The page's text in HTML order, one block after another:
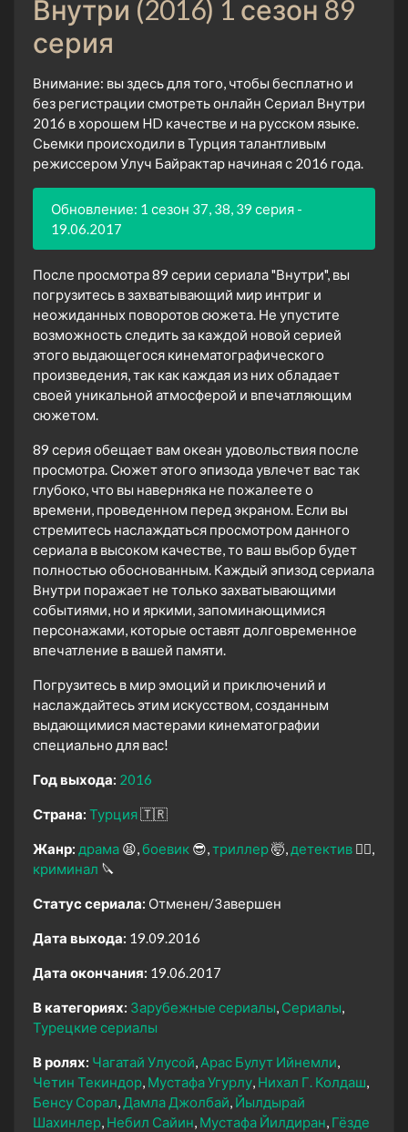
Внутри (2016) 1 сезон 89
серия
Внимание: вы здесь для того, чтобы бесплатно и
без регистрации смотреть онлайн Сериал Внутри
2016 в хорошем HD качестве и на русском языке.
Сьемки происходили в Турция талантливым
режиссером Улуч Байрактар начиная с 2016 года.
Обновление: 1 сезон 37, 38, 39 серия -
19.06.2017
После просмотра 89 серии сериала "Внутри", вы
погрузитесь в захватывающий мир интриг и
неожиданных поворотов сюжета. Не упустите
возможность следить за каждой новой серией
этого выдающегося кинематографического
произведения, так как каждая из них обладает
своей уникальной атмосферой и впечатляющим
сюжетом.
89 серия обещает вам океан удовольствия после
просмотра. Сюжет этого эпизода увлечет вас так
глубоко, что вы наверняка не пожалеете о
времени, проведенном перед экраном. Если вы
стремитесь наслаждаться просмотром данного
сериала в высоком качестве, то ваш выбор будет
полностью обоснованным. Каждый эпизод сериала
Внутри поражает не только захватывающими
событиями, но и яркими, запоминающимися
персонажами, которые оставят долговременное
впечатление в вашей памяти.
Погрузитесь в мир эмоций и приключений и
наслаждайтесь этим искусством, созданным
выдающимися мастерами кинематографии
специально для вас!
Год выхода: 2016
Страна: Турция🇹🇷
Жанр: драма 😫 боевик 😎 триллер🤯 детектив 🕵️‍♂️
криминал 🔪
Статус сериала: Отменен/Завершен
Дата выхода: 19.09.2016
Дата окончания: 19.06.2017
В категориях: Зарубежные сериалы Сериалы
Турецкие сериалы
В ролях: Чагатай Улусой Арас Булут Ийнемли
Четин Текиндор Мустафа Угурлу Нихал Г. Колдаш
Бенсу Сорал Дамла Джолбай Йылдырай
Шахинлер Небил Сайин Мустафа Йилдиран Гёзде